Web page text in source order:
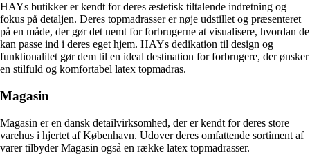
HAYs butikker er kendt for deres æstetisk tiltalende indretning og
fokus på detaljen. Deres topmadrasser er nøje udstillet og præsenteret
på en måde, der gør det nemt for forbrugerne at visualisere, hvordan de
kan passe ind i deres eget hjem. HAYs dedikation til design og
funktionalitet gør dem til en ideal destination for forbrugere, der ønsker
en stilfuld og komfortabel latex topmadras.
Magasin
Magasin er en dansk detailvirksomhed, der er kendt for deres store
varehus i hjertet af København. Udover deres omfattende sortiment af
varer tilbyder Magasin også en række latex topmadrasser.